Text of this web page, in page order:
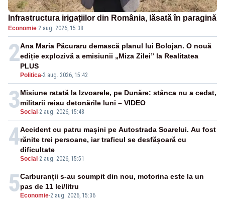
Infrastructura irigațiilor din România, lăsată în paragină
Economie·2 aug. 2026, 15:38
2
Politica-2 aug. 2026, 15:42
Ana Maria Păcuraru demască planul lui Bolojan. O nouă
ediție explozivă a emisiunii „Miza Zilei” la Realitatea
PLUS
3Social -2 aug. 2026, 15:48
Misiune ratată la Izvoarele, pe Dunăre: stânca nu a cedat,
militarii reiau detonările luni – VIDEO
4
Social -2 aug. 2026, 15:51
Accident cu patru mașini pe Autostrada Soarelui. Au fost
rănite trei persoane, iar traficul se desfășoară cu
dificultate
5 Economie-2 aug. 2026, 15:36
Carburanții s-au scumpit din nou, motorina este la un
pas de 11 lei/litru